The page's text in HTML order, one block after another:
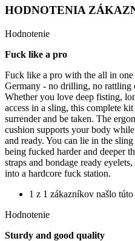
HODNOTENIA
Hodnotenie
Fuck like a pro
Fuck like a pro with the all in
Germany - no drilling, no rattling
Whether you love deep fisting,
access in a sling, this complete
surrender and be taken. The
cushion supports your body
and ready. You can lie in the
being fucked harder and deeper
straps and bondage ready
into a hardcore fuck station.
1 z 1 zákazníkov našlo
Hodnotenie
Sturdy and good quality